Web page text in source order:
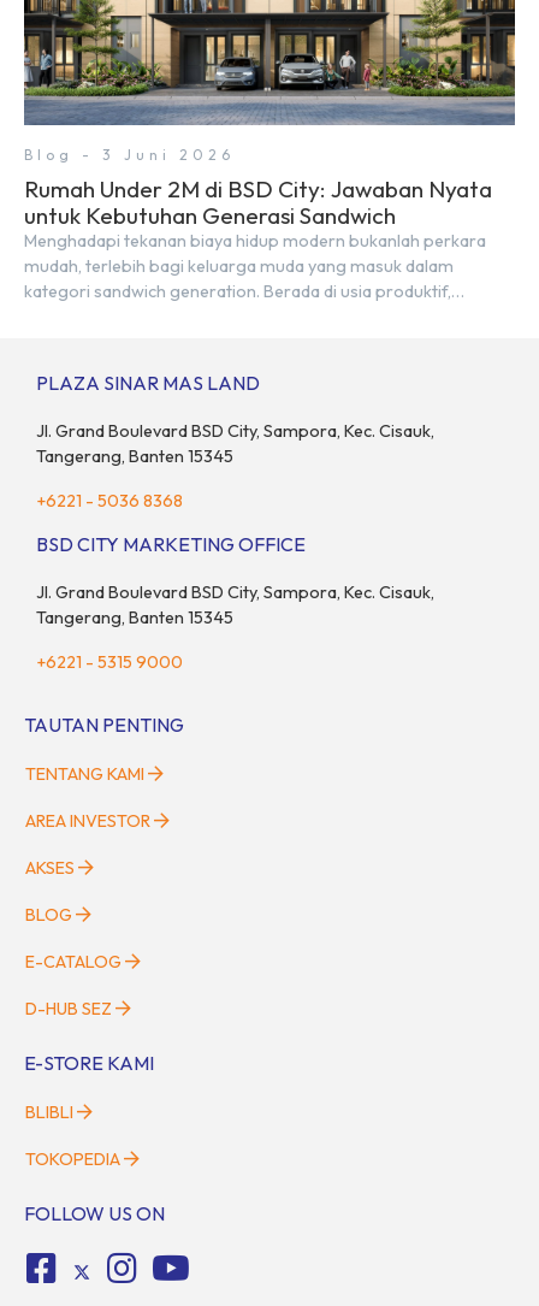
Blog - 3 Juni 2026
Rumah Under 2M di BSD City: Jawaban Nyata
untuk Kebutuhan Generasi Sandwich
Menghadapi tekanan biaya hidup modern bukanlah perkara
mudah, terlebih bagi keluarga muda yang masuk dalam
kategori sandwich generation. Berada di usia produktif,
Fenomena urban ini kian marak di kota-kota besar, termasuk di
PLAZA SINAR MAS LAND
Jl. Grand Boulevard BSD City, Sampora, Kec. Cisauk,
Tangerang, Banten 15345
+6221 - 5036 8368
BSD CITY MARKETING OFFICE
Jl. Grand Boulevard BSD City, Sampora, Kec. Cisauk,
Tangerang, Banten 15345
+6221 - 5315 9000
TAUTAN PENTING
TENTANG KAMI
AREA INVESTOR
AKSES
BLOG
E-CATALOG
D-HUB SEZ
E-STORE KAMI
BLIBLI
TOKOPEDIA
FOLLOW US ON